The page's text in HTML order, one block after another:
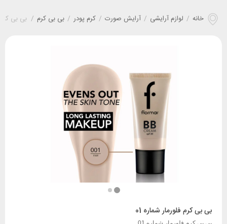
خانه / لوازم آرایشی / آرایش صورت / کرم پودر / بی بی کرم / بی بی کرم
بی بی کرم فلورمار شماره 01